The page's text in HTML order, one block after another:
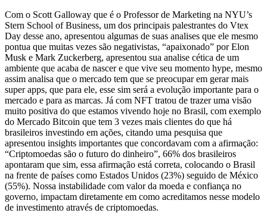
Com o Scott Galloway que é o Professor de Marketing na NYU’s
Stern School of Business, um dos principais palestrantes do Vtex
Day desse ano, apresentou algumas de suas analises que ele mesmo
pontua que muitas vezes são negativistas, “apaixonado” por Elon
Musk e Mark Zuckerberg, apresentou sua analise cética de um
ambiente que acaba de nascer e que vive seu momento hype, mesmo
assim analisa que o mercado tem que se preocupar em gerar mais
super apps, que para ele, esse sim será a evolução importante para o
mercado e para as marcas. Já com NFT tratou de trazer uma visão
muito positiva do que estamos vivendo hoje no Brasil, com exemplo
do Mercado Bitcoin que tem 3 vezes mais clientes do que há
brasileiros investindo em ações, citando uma pesquisa que
apresentou insights importantes que concordavam com a afirmação:
“Criptomoedas são o futuro do dinheiro”, 66% dos brasileiros
apontaram que sim, essa afirmação está correta, colocando o Brasil
na frente de países como Estados Unidos (23%) seguido de México
(55%). Nossa instabilidade com valor da moeda e confiança no
governo, impactam diretamente em como acreditamos nesse modelo
de investimento através de criptomoedas.